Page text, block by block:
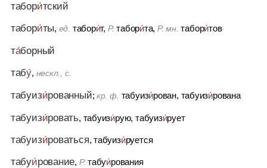
табори́тский
табори́ты, ед. табори́т, Р. табори́та, Р. мн. табори́тов
та́борный
табу́, нескл., с.
табуизи́рованный;кр. ф. табуизи́рован, табуизи́рована
табуизи́ровать, табуизи́рую, табуизи́рует
табуизи́роваться, табуизи́руется
табуи́рование, Р. табуи́рования